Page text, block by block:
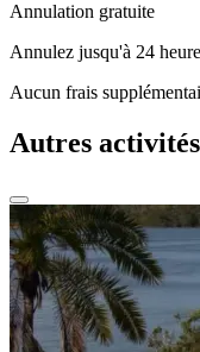
Annulation gratuite
Annulez jusqu'à 24
Aucun frais
Autres